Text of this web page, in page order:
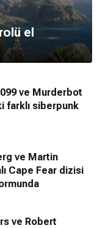
el
ve Murderbot
farklı siberpunk
ve Martin
Cape Fear dizisi
ve Robert